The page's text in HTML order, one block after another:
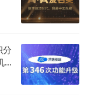
号